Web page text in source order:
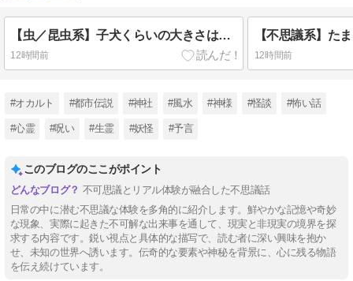
【虫／昆虫系】子犬くらいの大きさはある巨大な蝗が飛んでいた。しかも、体の色は燃えるように赤い色だった
12時間前 12時間前
#オカルト #都市伝説 #神社 #風水 #神様 #怪談 #怖い話
#心霊 #呪い #生霊 #妖怪 #予言
このブログのここがポイント
不可思議とリアル体験が融合した不思議話
日常の中に潜む不思議な体験を多角的に紹介します。鮮やかな記憶や奇妙
な現象、実際に起きた不可解な出来事を通して、現実と非現実の境界を探
求する内容です。鋭い視点と具体的な描写で、読む者に深い興味を抱か
せ、未知の世界へ誘います。伝奇的な要素や神秘を背景に、心に残る物語
を伝え続けています。